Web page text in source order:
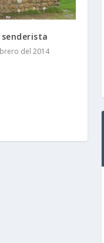
del 2014